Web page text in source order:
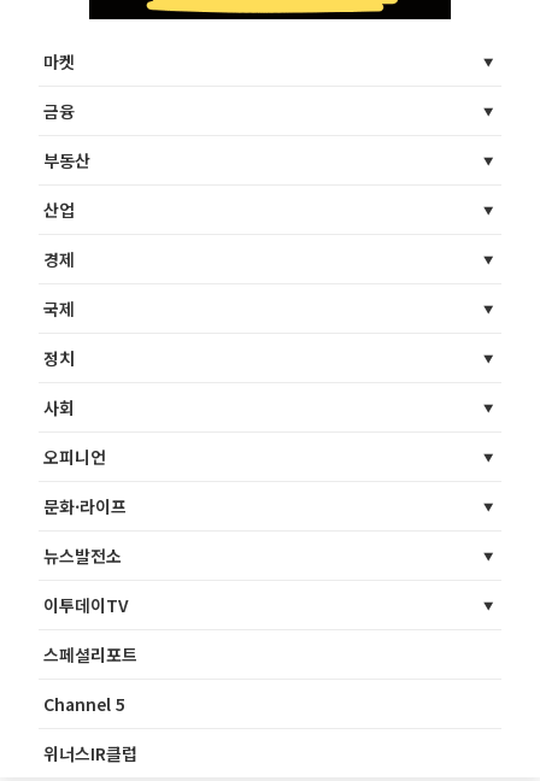
마켓
금융
부동산
산업
경제
국제
정치
사회
오피니언
문화·라이프
뉴스발전소
이투데이TV
스페셜리포트
Channel 5
위너스IR클럽